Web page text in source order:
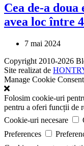
Cea de-a
avea loc între
7 mai 2024
Copyright 2010-2026
Site realizat de
Manage Cookie Consent
Folosim cookie-uri
pentru a oferi funcții de
Cookie-uri necesare
Preferences